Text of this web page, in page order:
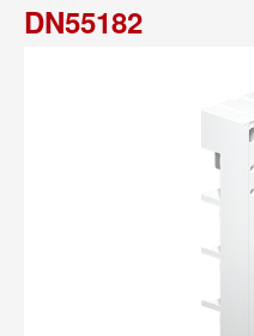
DN55182